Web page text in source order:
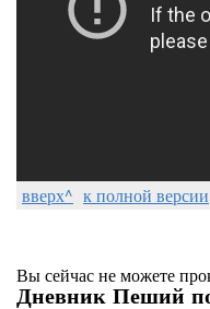
вверх^ к полной версии
Вы сейчас не можете
Дневник Пеший